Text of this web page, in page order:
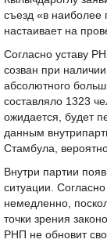
съезд «в наиболее
настаивает на
Согласно уставу
созван при
абсолютного
составляло 1323
ожидается, будет
данным
Стамбула,
Внутри партии
ситуации.
немедленно,
точки зрения
РНП не обновит